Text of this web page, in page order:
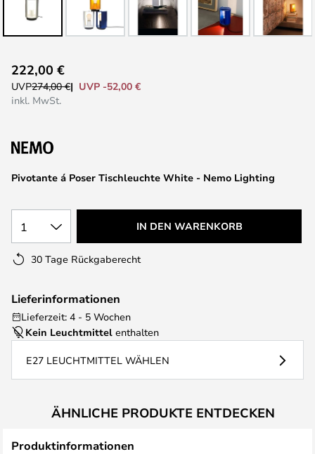
Anfang
der
Pivotante á Poser Tischleuchte White - Nemo Lighting
222,00 €
UVP274,00 €
UVP -52,00 €
inkl. MwSt.
1 IN DEN WARENKORB
30 Tage Rückgaberecht
Lieferinformationen
Lieferzeit: 4 - 5 Wochen
Kein Leuchtmittel enthalten
E27 LEUCHTMITTEL WÄHLEN
ÄHNLICHE PRODUKTE ENTDECKEN
Produktinformationen